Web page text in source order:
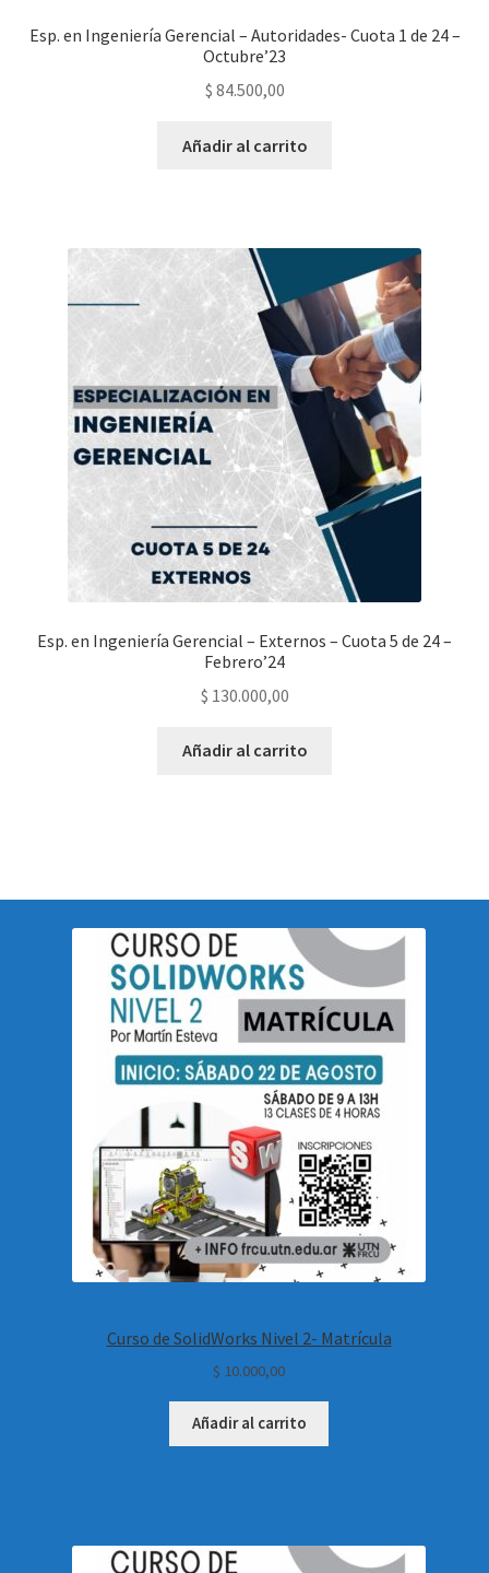
Esp. en Ingeniería Gerencial – Autoridades- Cuota 1 de 24 –
Octubre’23
$ 84.500,00
Añadir al carrito
Esp. en Ingeniería Gerencial – Externos – Cuota 5 de 24 –
Febrero’24
$ 130.000,00
Añadir al carrito
Curso de SolidWorks Nivel 2- Matrícula
$ 10.000,00
Añadir al carrito